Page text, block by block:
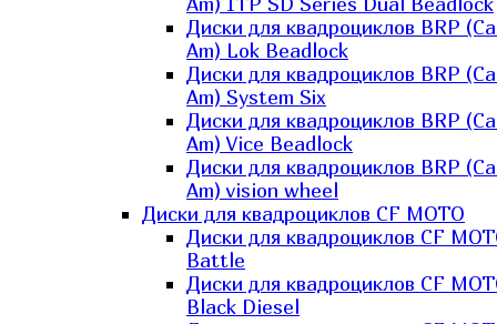
Диски для квадроциклов BRP
Am) Lok Beadlock
Диски для квадроциклов BRP
Am) System Six
Диски для квадроциклов BRP
Am) Vice Beadlock
Диски для квадроциклов BRP
Am) vision wheel
Диски для квадроциклов CF MOTO
Диски для квадроциклов CF
Battle
Диски для квадроциклов CF
Black Diesel